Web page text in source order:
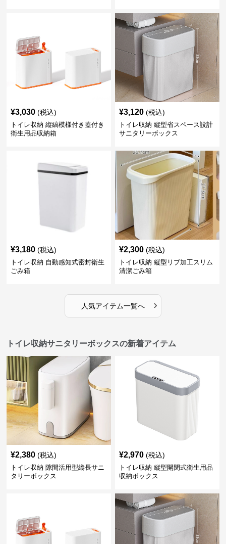
¥3,030 (税込)
トイレ収納 縦縞模様付き蓋付き
衛生用品収納箱
¥3,120 (税込)
トイレ収納 縦型省スペース設計
サニタリーボックス
¥3,180 (税込)
トイレ収納 自動感知式密封衛生
ごみ箱
¥2,300 (税込)
トイレ収納 縦型リブ加工スリム
清潔ごみ箱
人気アイテム一覧へ ›
トイレ収納サニタリーボックスの新着アイテム
¥2,380 (税込)
トイレ収納 隙間活用型縦長サニ
タリーボックス
¥2,970 (税込)
トイレ収納 縦型開閉式衛生用品
収納ボックス